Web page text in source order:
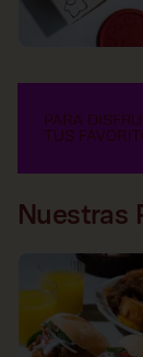
Nuestras